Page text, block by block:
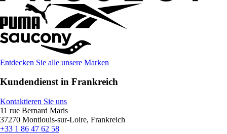
Entdecken Sie alle unsere Marken
Kundendienst in Frankreich
Kontaktieren Sie uns
11 rue Bernard Maris
37270 Montlouis-sur-Loire, Frankreich
+33 1 86 47 62 58